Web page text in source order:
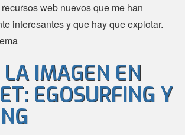
web nuevos que me han
interesantes y que hay que explotar.
LA IMAGEN EN
EGOSURFING Y